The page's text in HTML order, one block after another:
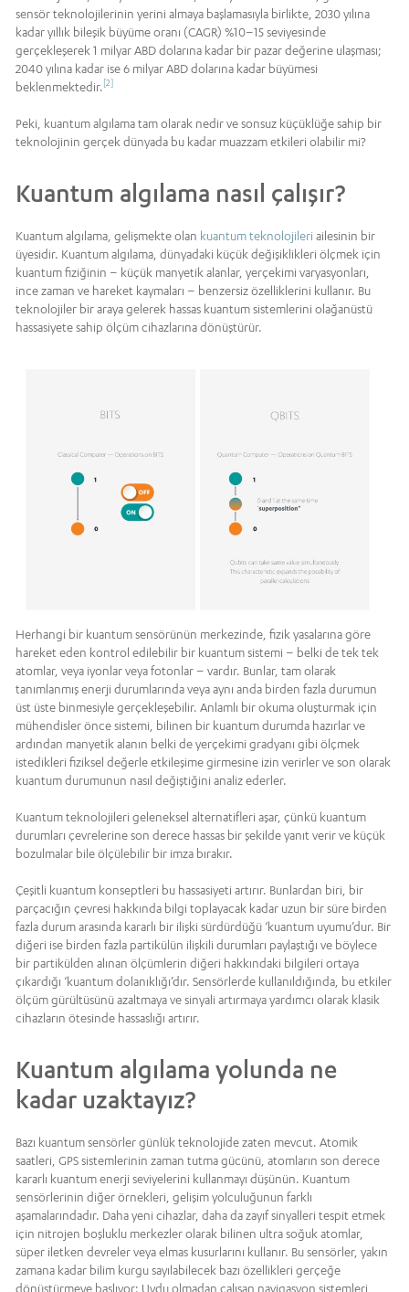
sensör teknolojilerinin yerini almaya başlamasıyla birlikte, 2030 yılına
kadar yıllık bileşik büyüme oranı (CAGR) %10–15 seviyesinde
gerçekleşerek 1 milyar ABD dolarına kadar bir pazar değerine ulaşması;
2040 yılına kadar ise 6 milyar ABD dolarına kadar büyümesi
beklenmektedir. [2]
Peki, kuantum algılama tam olarak nedir ve sonsuz küçüklüğe sahip bir
teknolojinin gerçek dünyada bu kadar muazzam etkileri olabilir mi?
Kuantum algılama nasıl çalışır?
Kuantum algılama, gelişmekte olan kuantum teknolojileri ailesinin bir
üyesidir. Kuantum algılama, dünyadaki küçük değişiklikleri ölçmek için
kuantum fiziğinin – küçük manyetik alanlar, yerçekimi varyasyonları,
ince zaman ve hareket kaymaları – benzersiz özelliklerini kullanır. Bu
teknolojiler bir araya gelerek hassas kuantum sistemlerini olağanüstü
hassasiyete sahip ölçüm cihazlarına dönüştürür.
Herhangi bir kuantum sensörünün merkezinde, fizik yasalarına göre
hareket eden kontrol edilebilir bir kuantum sistemi – belki de tek tek
atomlar, veya iyonlar veya fotonlar – vardır. Bunlar, tam olarak
tanımlanmış enerji durumlarında veya aynı anda birden fazla durumun
üst üste binmesiyle gerçekleşebilir. Anlamlı bir okuma oluşturmak için
mühendisler önce sistemi, bilinen bir kuantum durumda hazırlar ve
ardından manyetik alanın belki de yerçekimi gradyanı gibi ölçmek
istedikleri fiziksel değerle etkileşime girmesine izin verirler ve son olarak
kuantum durumunun nasıl değiştiğini analiz ederler.
Kuantum teknolojileri geleneksel alternatifleri aşar, çünkü kuantum
durumları çevrelerine son derece hassas bir şekilde yanıt verir ve küçük
bozulmalar bile ölçülebilir bir imza bırakır.
Çeşitli kuantum konseptleri bu hassasiyeti artırır. Bunlardan biri, bir
parçacığın çevresi hakkında bilgi toplayacak kadar uzun bir süre birden
fazla durum arasında kararlı bir ilişki sürdürdüğü ‘kuantum uyumu’dur. Bir
diğeri ise birden fazla partikülün ilişkili durumları paylaştığı ve böylece
bir partikülden alınan ölçümlerin diğeri hakkındaki bilgileri ortaya
çıkardığı ‘kuantum dolanıklığı’dır. Sensörlerde kullanıldığında, bu etkiler
ölçüm gürültüsünü azaltmaya ve sinyali artırmaya yardımcı olarak klasik
cihazların ötesinde hassaslığı artırır.
Kuantum algılama yolunda ne
kadar uzaktayız?
Bazı kuantum sensörler günlük teknolojide zaten mevcut. Atomik
saatleri, GPS sistemlerinin zaman tutma gücünü, atomların son derece
kararlı kuantum enerji seviyelerini kullanmayı düşünün. Kuantum
sensörlerinin diğer örnekleri, gelişim yolculuğunun farklı
aşamalarındadır. Daha yeni cihazlar, daha da zayıf sinyalleri tespit etmek
için nitrojen boşluklu merkezler olarak bilinen ultra soğuk atomlar,
süper iletken devreler veya elmas kusurlarını kullanır. Bu sensörler, yakın
zamana kadar bilim kurgu sayılabilecek bazı özellikleri gerçeğe
dönüştürmeye başlıyor: Uydu olmadan çalışan navigasyon sistemleri,